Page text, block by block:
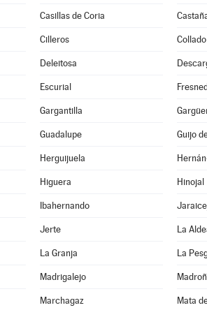
Casillas de Coria
Cilleros
Deleitosa
Escurial
Gargantilla
Guadalupe Guijo
Herguijuela
Higuera Hinojal
Ibahernando
Jerte La
La Granja La
Madrigalejo
Marchagaz Mata